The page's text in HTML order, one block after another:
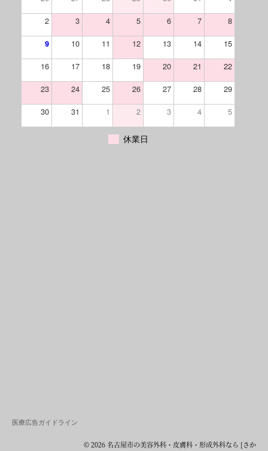
2
3 4 5 6 7 8
9 10 11 12 13 14
15
16
17 18 19 20 21
22
23
24 25 26 27 28
29
30
31 1 2 3 4 5
休業日
医療広告ガイドライン
© 2026 名古屋市の美容外科・皮膚科・形成外科なら [さか